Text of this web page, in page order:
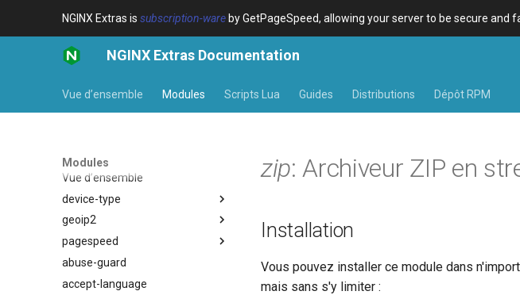
NGINX Extras is subscription-ware by GetPageSpeed, allowing your server to be secure and
NGINX Extras Documentation
Vue d’ensemble Modules Scripts Lua Guides Distributions Dépôt RPM
Modules
Vue d’ensemble
device-type
Vue d’ensemble
Variables
$bot_category
$bot_name
Examples
Troubleshooting
geoip2
Vue d’ensemble
Directives
auto_reload
Examples
pagespeed
Vue d’ensemble
abuse-guard
accept-language
zip: Archiveur ZIP en
Installation
Vous pouvez installer ce module dans
mais sans s'y limiter :